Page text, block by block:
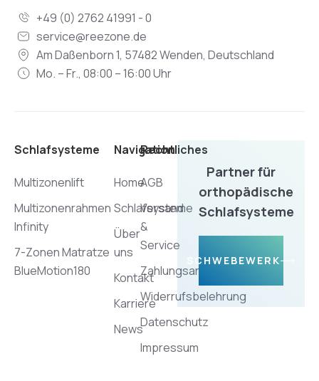
+49 (0) 2762 41991 - 0
service@reezone.de
Am Daßenborn 1, 57482 Wenden, Deutschland
Mo. – Fr., 08:00 – 16:00 Uhr
Schlafsysteme
Multizonenlift
Multizonenrahmen
Infinity
7-Zonen Matratze
BlueMotion180
Navigation
Home
Schlafsysteme
Über
uns
Kontakt
Karriere
News
Rechtliches
AGB
Versand
&
Service
Zahlungsarten
Widerrufsbelehrung
Datenschutz
Impressum
Partner für
orthopädische
Schlafsysteme
SCHWEBEWERK